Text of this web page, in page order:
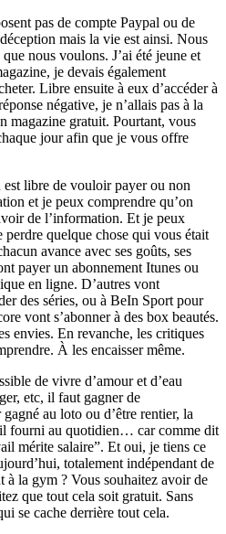
pas de compte Paypal ou de
mais la vie est ainsi. Nous
nous voulons. J’ai été jeune et
je devais également
Libre ensuite à eux d’accéder à
négative, je n’allais pas à la
magazine gratuit. Pourtant, vous
jour afin que je vous offre
est libre de vouloir payer ou non
et je peux comprendre qu’on
de l’information. Et je peux
perdre quelque chose qui vous était
avance avec ses goûts, ses
payer un abonnement Itunes ou
en ligne. D’autres vont
des séries, ou à BeIn Sport pour
vont s’abonner à des box beautés.
envies. En revanche, les critiques
À les encaisser même.
de vivre d’amour et d’eau
etc, il faut gagner de
au loto ou d’être rentier, la
fourni au quotidien… car comme dit
mérite salaire”. Et oui, je tiens ce
totalement indépendant de
à la gym ? Vous souhaitez avoir de
que tout cela soit gratuit. Sans
se cache derrière tout cela.